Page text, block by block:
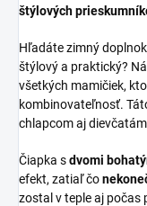
štýlových
Hľadáte zimný
štýlový a praktický?
všetkých mamičiek,
kombinovateľnosť.
chlapcom aj
Čiapka sdvomi
efekt, zatiaľ čo
zostal v teple aj počas